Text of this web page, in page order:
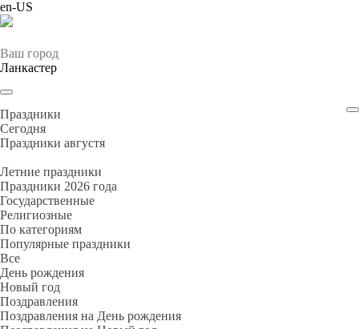
en-US
Ваш город
Ланкастер
Праздники
Cегодня
Праздники августя
Летние праздники
Праздники 2026 года
Государственные
Религиозные
По категориям
Популярные праздники
Все
День рождения
Новый год
Поздравления
Поздравления на День рождения